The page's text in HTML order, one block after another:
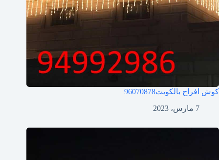
كوش افراح بالكويت96070878
7 مارس، 2023